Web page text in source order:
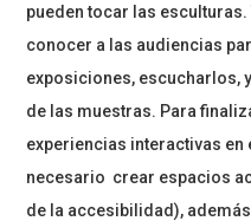
pueden tocar las
conocer a las audiencias
exposiciones, escucharlos,
de las muestras. Para
experiencias interactivas en
necesario crear espacios
de la accesibilidad),